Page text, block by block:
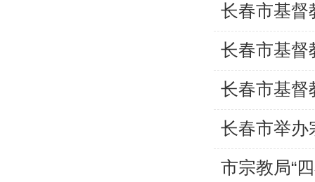
长春市基督
长春市基督
长春市基督
长春市举办
市宗教局“